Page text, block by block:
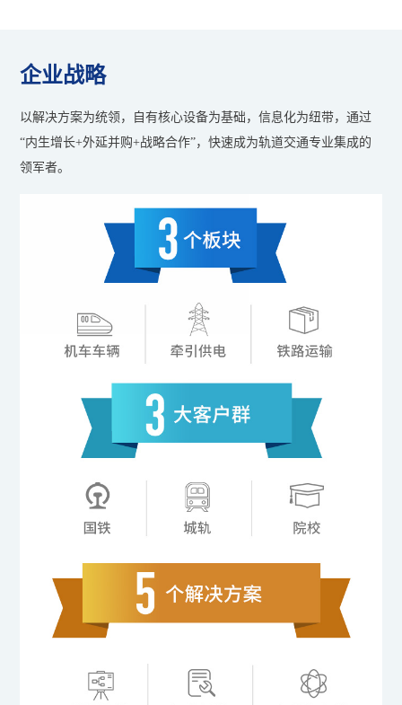
企业战略
以解决方案为统领，自有核心设备为基础，信息化为纽带，通过
“内生增长+外延并购+战略合作”，快速成为轨道交通专业集成的
领军者。